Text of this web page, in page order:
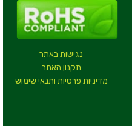
נגישות באתר
תקנון האתר
מדיניות פרטיות ותנאי שימוש